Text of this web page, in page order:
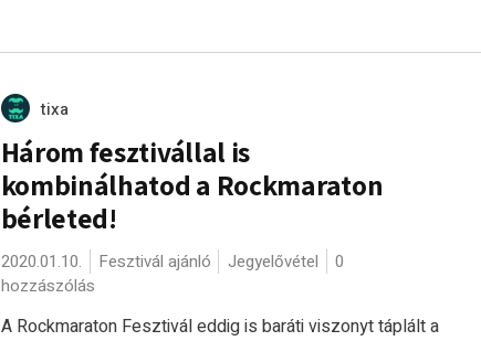
tixa
Három fesztivállal is
kombinálhatod a Rockmaraton
bérleted!
2020.01.10. Fesztivál ajánló Jegyelővétel
0
hozzászólás
A Rockmaraton Fesztivál eddig is baráti viszonyt táplált a